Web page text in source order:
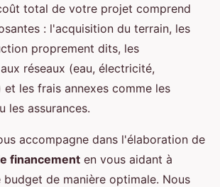
total de votre projet comprend
: l'acquisition du terrain, les
proprement dits, les
réseaux (eau, électricité,
et les frais annexes comme les
les assurances.
accompagne dans l'élaboration de
financement en vous aidant à
de manière optimale. Nous